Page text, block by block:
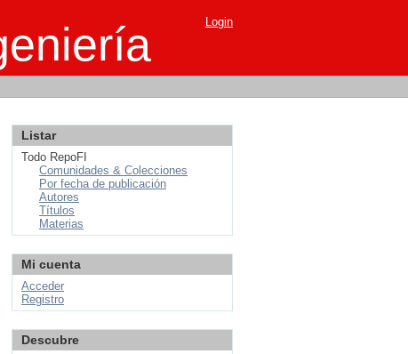
Login
Listar
Todo RepoFI
Comunidades & Colecciones
Por fecha de publicación
Autores
Títulos
Materias
Mi cuenta
Acceder
Registro
Descubre